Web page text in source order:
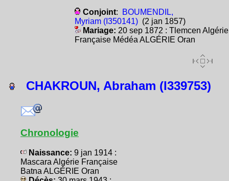
Conjoint:
BOUMENDIL,
Myriam (I350141)(2 jan 1857)
Mariage: 20 sep 1872 : Tlemcen Algérie
Française Médéa ALGÉRIE Oran
CHAKROUN, Abraham (I339753)
Chronologie
Naissance: 9 jan 1914 :
Mascara Algérie Française
Batna ALGÉRIE Oran